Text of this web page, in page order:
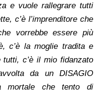
e vuole rallegrare tutti
c’è l’imprenditore che
vorrebbe essere più
c’è la moglie tradita e
c’è il mio fidanzato
da un DISAGIO
mortale che tento di